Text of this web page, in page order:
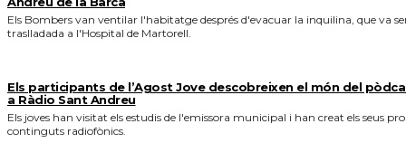
Els Bombers van ventilar l'habitatge després d'evacuar la inquilina, que va
traslladada a l'Hospital de Martorell.
Els participants de l’Agost Jove descobreixen el món del
a Ràdio Sant Andreu
Els joves han visitat els estudis de l'emissora municipal i han creat els seus
continguts radiofònics.